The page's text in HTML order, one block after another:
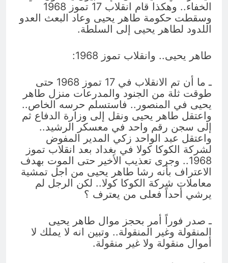
الخفاء.. وهكذا قام انقلاب 17 تموز 1968
وسقطت حكومة طاهر يحيى وعاد البعث العدو
اللدود لطاهر يحيى إلى السلطة.
طاهر يحيى.. وانقلاب تموز 1968:
ـ ما أن تم الانقلاب في 17 تموز 1968 حتى
طوقت ثلة من الجنود والمدرعات منزل طاهر
يحيى في المنصور.. فاستسلم حرسه الخاص..
واعتقل طاهر يحيى ونقل إلى وزارة الدفاع ثم
إلى سجن رقم واحد في معسكر الرشيد..
واعتقل عبد الواحد زكي المدير المفوض
لشركة الكوكا كولا في بغداد بعد انقلاب تموز
1968.. وجرى تعذيب الأخير حتى الموت بهدف
الاعتراف بأنه رشا طاهر يحيى من اجل تمشية
معاملات شركة الكوكا كولا.. لكن الرجل لم
يرشي أحداً فعلى من يعترف ؟
ـ صدر فوراً أمر بحجز موال طاهر يحيى
المنقولة وغير المنقولة.. وتبين انه لا يملك لا
أموال منقولة ولا غير منقولة.